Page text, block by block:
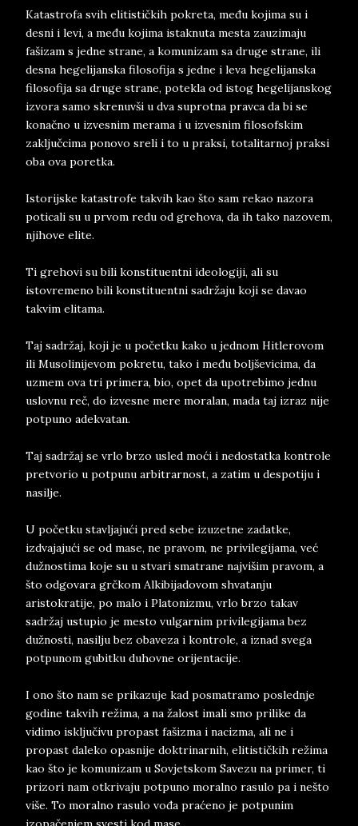
Katastrofa svih elitističkih pokreta, među kojima su i
desni i levi, a među kojima istaknuta mesta zauzimaju
fašizam s jedne strane, a komunizam sa druge strane, ili
desna hegelijanska filosofija s jedne i leva hegelijanska
filosofija sa druge strane, potekla od istog hegelijanskog
izvora samo skrenuvši u dva suprotna pravca da bi se
konačno u izvesnim merama i u izvesnim filosofskim
zaključcima ponovo sreli i to u praksi, totalitarnoj praksi
oba ova poretka.
Istorijske katastrofe takvih kao što sam rekao nazora
poticali su u prvom redu od grehova, da ih tako nazovem,
njihove elite.
Ti grehovi su bili konstituentni ideologiji, ali su
istovremeno bili konstituentni sadržaju koji se davao
takvim elitama.
Taj sadržaj, koji je u početku kako u jednom Hitlerovom
ili Musolinijevom pokretu, tako i među boljševicima, da
uzmem ova tri primera, bio, opet da upotrebimo jednu
uslovnu reč, do izvesne mere moralan, mada taj izraz nije
potpuno adekvatan.
Taj sadržaj se vrlo brzo usled moći i nedostatka kontrole
pretvorio u potpunu arbitrarnost, a zatim u despotiju i
nasilje.
U početku stavljajući pred sebe izuzetne zadatke,
izdvajajući se od mase, ne pravom, ne privilegijama, već
dužnostima koje su u stvari smatrane najvišim pravom, a
što odgovara grčkom Alkibijadovom shvatanju
aristokratije, po malo i Platonizmu, vrlo brzo takav
sadržaj ustupio je mesto vulgarnim privilegijama bez
dužnosti, nasilju bez obaveza i kontrole, a iznad svega
potpunom gubitku duhovne orijentacije.
I ono što nam se prikazuje kad posmatramo poslednje
godine takvih režima, a na žalost imali smo prilike da
vidimo isključivu propast fašizma i nacizma, ali ne i
propast daleko opasnije doktrinarnih, elitističkih režima
kao što je komunizam u Sovjetskom Savezu na primer, ti
prizori nam otkrivaju potpuno moralno rasulo pa i nešto
više. To moralno rasulo vođa praćeno je potpunim